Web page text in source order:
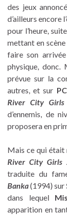
des jeux
d’ailleurs encore
pour l’heure,
mettant en
faire son
physique,
prévue sur la
autres, et sur PC
River City
d’ennemis, de
proposera en
Mais ce qui était
River City Girls
traduite du
Banka(1994) sur
dans lequel
apparition en